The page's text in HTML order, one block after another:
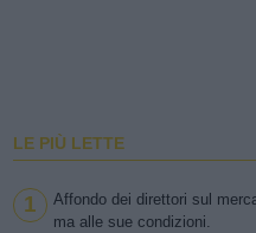
LE PIÙ LETTE
1
Affondo dei direttori sul
ma alle sue condizioni.